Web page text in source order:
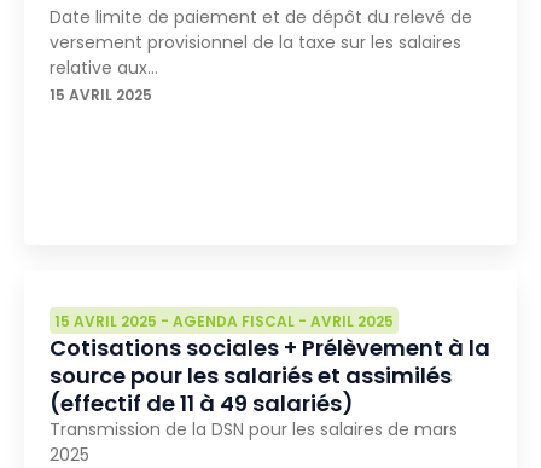
Date limite de paiement et de dépôt du relevé de
versement provisionnel de la taxe sur les salaires
relative aux…
15 AVRIL 2025
15 AVRIL 2025 - AGENDA FISCAL - AVRIL 2025
Cotisations sociales + Prélèvement à la
source pour les salariés et assimilés
(effectif de 11 à 49 salariés)
Transmission de la DSN pour les salaires de mars
2025